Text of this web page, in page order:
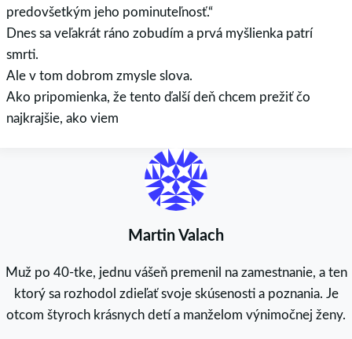
predovšetkým jeho pominuteľnosť.“
Dnes sa veľakrát ráno zobudím a prvá myšlienka patrí
smrti.
Ale v tom dobrom zmysle slova.
Ako pripomienka, že tento ďalší deň chcem prežiť čo
najkrajšie, ako viem
Martin Valach
Muž po 40-tke, jednu vášeň premenil na zamestnanie, a ten
ktorý sa rozhodol zdieľať svoje skúsenosti a poznania. Je
otcom štyroch krásnych detí a manželom výnimočnej ženy.